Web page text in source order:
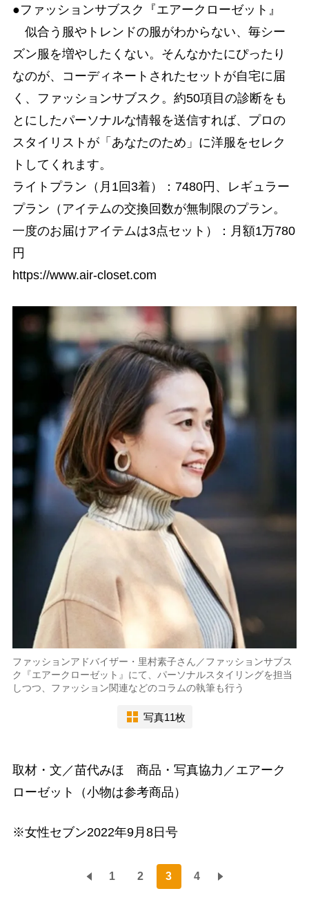
●ファッションサブスク『エアークローゼット』
似合う服やトレンドの服がわからない、毎シー
ズン服を増やしたくない。そんなかたにぴったり
なのが、コーディネートされたセットが自宅に届
く、ファッションサブスク。約50項目の診断をも
とにしたパーソナルな情報を送信すれば、プロの
スタイリストが「あなたのため」に洋服をセレク
トしてくれます。
ライトプラン（月1回3着）：7480円、レギュラー
プラン（アイテムの交換回数が無制限のプラン。
一度のお届けアイテムは3点セット）：月額1万780
円
https://www.air-closet.com
ファッションアドバイザー・里村素子さん／ファッションサブス
ク『エアークローゼット』にて、パーソナルスタイリングを担当
しつつ、ファッション関連などのコラムの執筆も行う
写真11枚
取材・文／苗代みほ 商品・写真協力／エアーク
ローゼット（小物は参考商品）
※女性セブン2022年9月8日号
1 2 3 4